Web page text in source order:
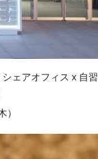
ェアオフィス x 自
）